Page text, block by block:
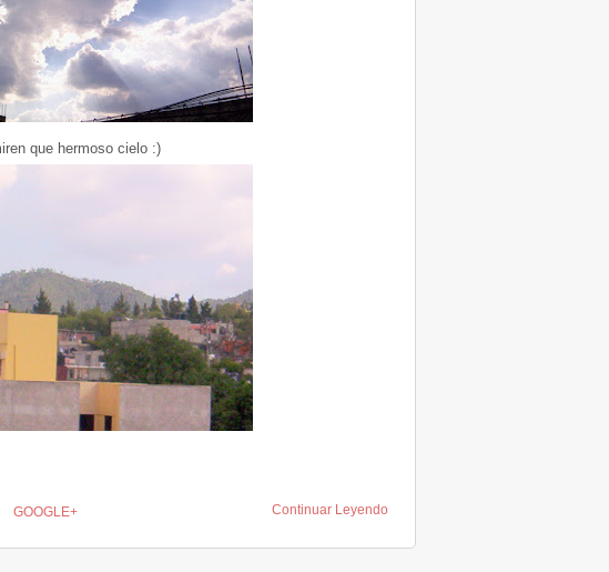
que hermoso cielo :)
GOOGLE+ Continuar Leyendo